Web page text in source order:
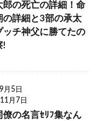
郎の死亡の詳細！命
の詳細と3部の承太
ッチ神父に勝てたの
!
月5日
月7日
僚の名言ｾﾘﾌ集なん